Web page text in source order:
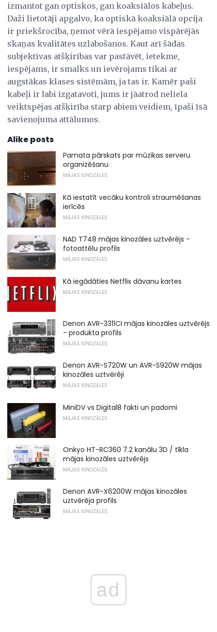
izmantot gan optiskos, gan koaksiālos kabeļus.
Daži lietotāji apgalvo, ka optiskā koaksiālā opcija
ir priekšrocība, ņemot vērā iespējamo vispārējās
skaņas kvalitātes uzlabošanos. Kaut arī šādas
subjektīvas atšķirības var pastāvēt, ietekme,
iespējams, ir smalks un ievērojams tikai ar
augstākas klases sistēmām, ja tas ir. Kamēr paši
kabeļi ir labi izgatavoti, jums ir jāatrod neliela
veiktspējas atšķirība starp abiem veidiem, īpaši īsā
savienojuma attālumos.
Alike posts
Pamata pārskats par mūzikas serveru
organizēšanu
MĀJAS KINOZĀLES
Kā iestatīt vecāku kontroli straumēšanas
ierīcēs
MĀJAS KINOZĀLES
NAD T748 mājas kinozāles uztvērējs -
fotoattēlu profils
MĀJAS KINOZĀLES
Kā iegādāties Netflix dāvanu kartes
MĀJAS KINOZĀLES
Denon AVR-3311CI mājas kinozāles uztvērējs
- produkta profils
MĀJAS KINOZĀLES
Denon AVR-S720W un AVR-S920W mājas
kinozāles uztvērēji
MĀJAS KINOZĀLES
MiniDV vs Digital8 fakti un padomi
MĀJAS KINOZĀLES
Onkyo HT-RC360 7.2 kanālu 3D / tīkla
mājas kinozāles uztvērējs
MĀJAS KINOZĀLES
Denon AVR-X6200W mājas kinozāles
uztvērēja profils
MĀJAS KINOZĀLES
ad